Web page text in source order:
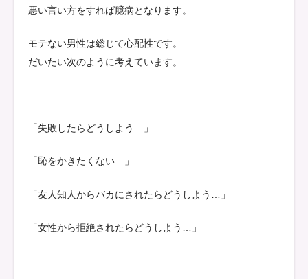
悪い言い方をすれば臆病となります。
モテない男性は総じて心配性です。
だいたい次のように考えています。
「失敗したらどうしよう…」
「恥をかきたくない…」
「友人知人からバカにされたらどうしよう…」
「女性から拒絶されたらどうしよう…」